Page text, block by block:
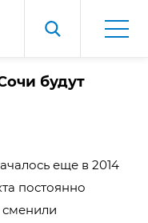
будут
еще в 2014
постоянно